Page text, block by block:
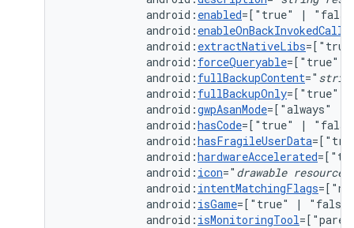
android: enabled=["true"
|
android:
android: extractNativeLibs
android: forceQueryable=["true"
android: fullBackupContent="
android: fullBackupOnly=["true"
android:gwpAsanMode=["always"
android:hasCode=["true"
|
android:hasFragileUserData
android:hardwareAccelerated
android: icon=" drawable resource
android: intentMatchingFlags
android: isGame=["true"
|
android: isMonitoringTool